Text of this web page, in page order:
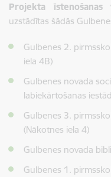
Projekta īstenošanas
uzstādītas šādās
Gulbenes 2.
iela 4B)
Gulbenes novada
labiekārtošanas
Gulbenes 3.
(Nākotnes iela 4)
Gulbenes novada
Gulbenes 1.